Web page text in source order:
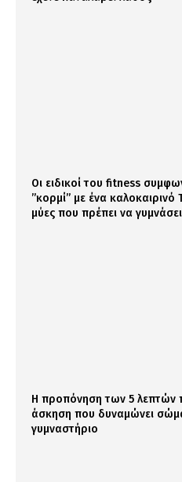
Οι ειδικοί του fitness
”κορμί” με ένα καλοκαιρινό
μύες που πρέπει να
Η προπόνηση των 5 λεπτών
άσκηση που δυναμώνει
γυμναστήριο